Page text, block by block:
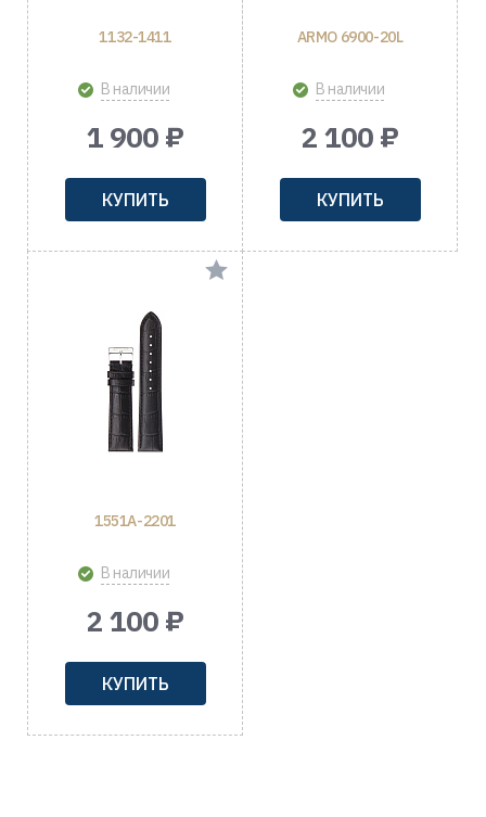
1132-1411
В наличии
1 900 ₽
КУПИТЬ
ARMO 6900-20L
В наличии
2 100 ₽
КУПИТЬ
1551A-2201
В наличии
2 100 ₽
КУПИТЬ